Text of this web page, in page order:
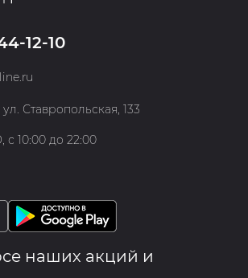
12-10
Ставропольская, 133
10:00 до 22:00
наших акций и